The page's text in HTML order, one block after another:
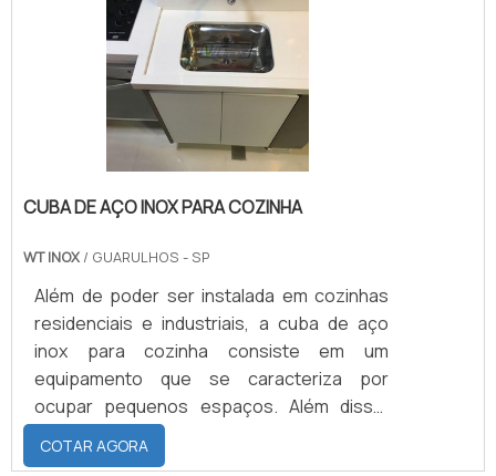
CUBA DE AÇO INOX PARA COZINHA
WT INOX / GUARULHOS - SP
Além de poder ser instalada em cozinhas
residenciais e industriais, a cuba de aço
inox para cozinha consiste em um
equipamento que se caracteriza por
ocupar pequenos espaços. Além disso,
trata-se de um produto que é
invariavelmente incluso a bancadas
COTAR AGORA